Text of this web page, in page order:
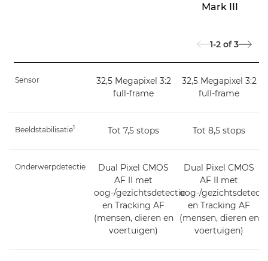
Mark III
1-2 of 3
Sensor
32,5 Megapixel 3:2
full-frame
32,5 Megapixel 3:2
full-frame
Beeldstabilisatie1 Tot 7,5 stops Tot 8,5 stops
Onderwerpdetectie
Dual Pixel CMOS
AF II met
oog-/gezichtsdetectie
en Tracking AF
(mensen, dieren en
voertuigen)
Dual Pixel CMOS
AF II met
oog-/
en Tracking AF
(mensen, dieren en
voertuigen)